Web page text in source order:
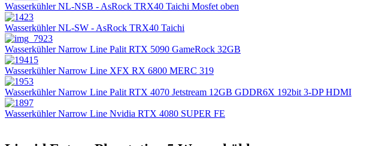
Wasserkühler NL-NSB - AsRock TRX40 Taichi Mosfet oben
Wasserkühler NL-SW - AsRock TRX40 Taichi
Wasserkühler Narrow Line Palit RTX 5090 GameRock 32GB
Wasserkühler Narrow Line XFX RX 6800 MERC 319
Wasserkühler Narrow Line Palit RTX 4070 Jetstream 12GB GDDR6X 192bit 3-DP HDMI
Wasserkühler Narrow Line Nvidia RTX 4080 SUPER FE